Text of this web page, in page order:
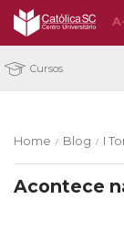
A
Cursos
Home / Blog / I
Acontece